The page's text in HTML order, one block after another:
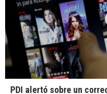
PDI alertó sobre un